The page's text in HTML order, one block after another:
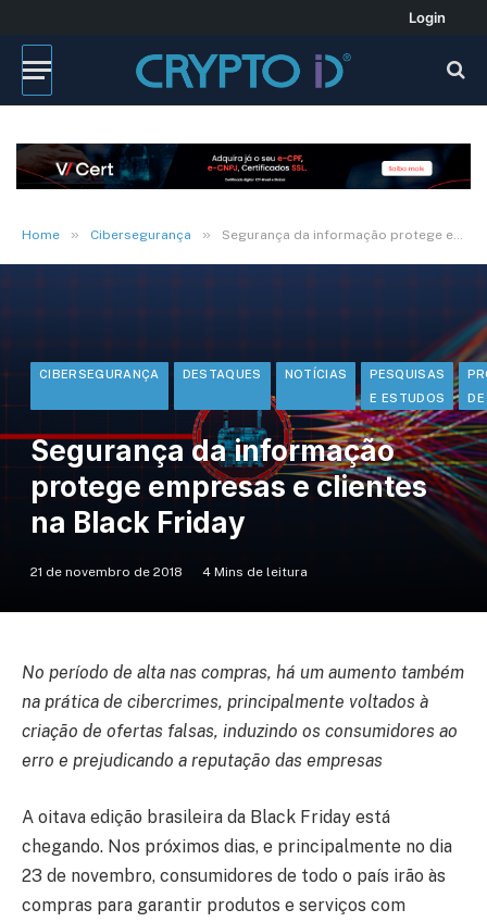
Login
Home » Cibersegurança » Segurança da informação protege empresas e clientes na Black Friday
CIBERSEGURANÇA DESTAQUES NOTÍCIAS
PESQUISAS
E ESTUDOS
Segurança da informação
protege empresas e clientes
na Black Friday
21 de novembro de 2018 4 Mins de leitura
No período de alta nas compras, há um aumento também
na prática de cibercrimes, principalmente voltados à
criação de ofertas falsas, induzindo os consumidores ao
erro e prejudicando a reputação das empresas
A oitava edição brasileira da Black Friday está
chegando. Nos próximos dias, e principalmente no dia
23 de novembro, consumidores de todo o país irão às
compras para garantir produtos e serviços com